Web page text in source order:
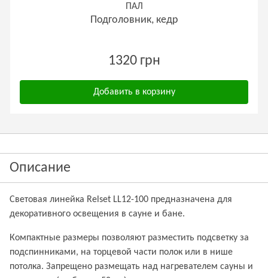
ПАЛ
Подголовник, кедр
1320 грн
Добавить в корзину
Описание
Световая линейка Relset LL12-100 предназначена для
декоративного освещения в сауне и бане.
Компактные размеры позволяют разместить подсветку за
подспинниками, на торцевой части полок или в нише
потолка. Запрещено размещать над нагревателем сауны и